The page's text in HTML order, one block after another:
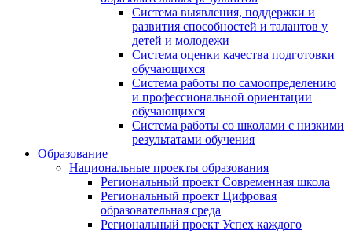
Система выявления, поддержки и
развития способностей и талантов у
детей и молодежи
Система оценки качества подготовки
обучающихся
Система работы по самоопределению
и профессиональной ориентации
обучающихся
Система работы со школами с низкими
результатами обучения
Образование
Национальные проекты образования
Региональный проект Современная школа
Региональный проект Цифровая
образовательная среда
Региональный проект Успех каждого